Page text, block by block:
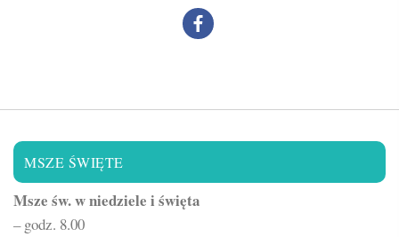
MSZE ŚWIĘTE
Msze św. w niedziele i święta
– godz. 8.00